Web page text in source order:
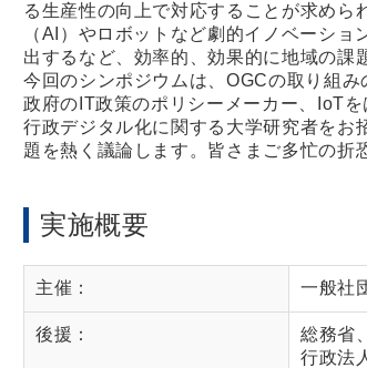
る生産性の向上で対応することが求め
（AI）やロボットなど劇的イノベーシ
出するなど、効率的、効果的に地域の課
今回のシンポジウムは、OGCの取り組
政府のIT政策のポリシーメーカー、IoT
行政デジタル化に関する大学研究者をお
題を熱く議論します。皆さまご多忙の
実施概要
主催： 一般社
後援：
総務省
行政法